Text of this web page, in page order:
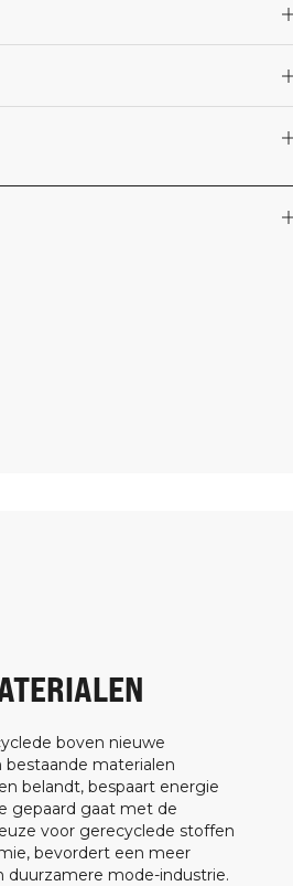
boven nieuwe
materialen
belandt, bespaart energie
gepaard gaat met de
voor gerecyclede stoffen
bevordert een meer
mode-industrie.